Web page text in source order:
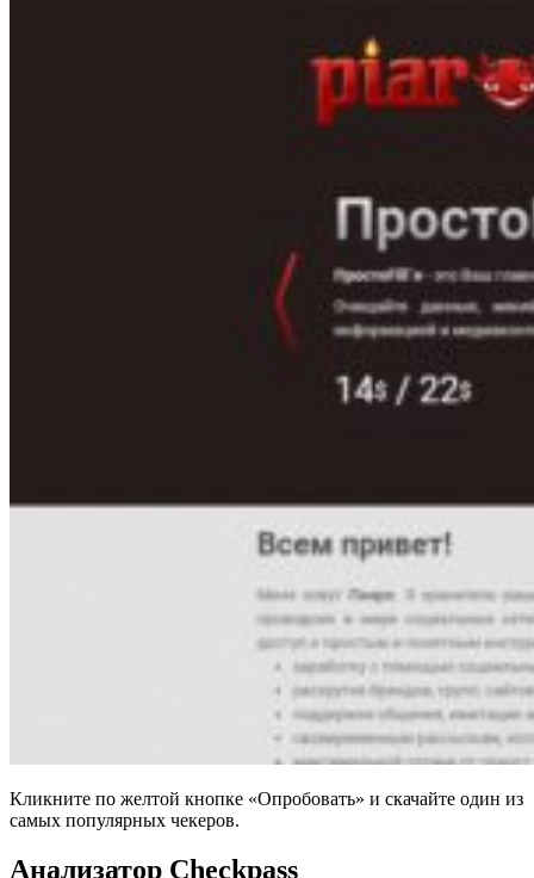
Кликните по желтой кнопке «Опробовать» и скачайте один из
самых популярных чекеров.
Анализатор Checkpass